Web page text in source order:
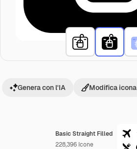
Basic Straight Filled
228,396 Icone
Genera con l'IA Modifica icona